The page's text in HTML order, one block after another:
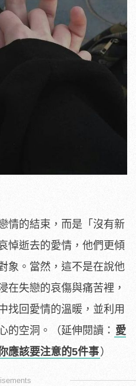
情的結束，而是「沒有新
悼逝去的愛情，他們更傾
象。當然，這不是在說他
在失戀的哀傷與痛苦裡，
找回愛情的溫暖，並利用
的空洞。（延伸閱讀： 愛
應該要注意的5件事）